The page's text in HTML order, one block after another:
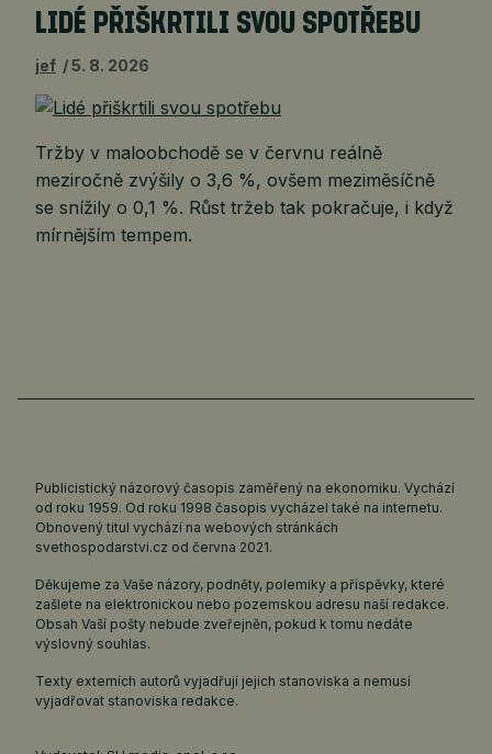
LIDÉ PŘIŠKRTILI SVOU SPOTŘEBU
jef 5. 8. 2026
Tržby v maloobchodě se v červnu reálně
meziročně zvýšily o 3,6 %, ovšem meziměsíčně
se snížily o 0,1 %. Růst tržeb tak pokračuje, i když
mírnějším tempem.
Publicistický názorový časopis zaměřený na ekonomiku. Vychází
od roku 1959. Od roku 1998 časopis vycházel také na internetu.
Obnovený titul vychází na webových stránkách
svethospodarstvi.cz od června 2021.
Děkujeme za Vaše názory, podněty, polemiky a příspěvky, které
zašlete na elektronickou nebo pozemskou adresu naší redakce.
Obsah Vaší pošty nebude zveřejněn, pokud k tomu nedáte
výslovný souhlas.
Texty externích autorů vyjadřují jejich stanoviska a nemusí
vyjadřovat stanoviska redakce.